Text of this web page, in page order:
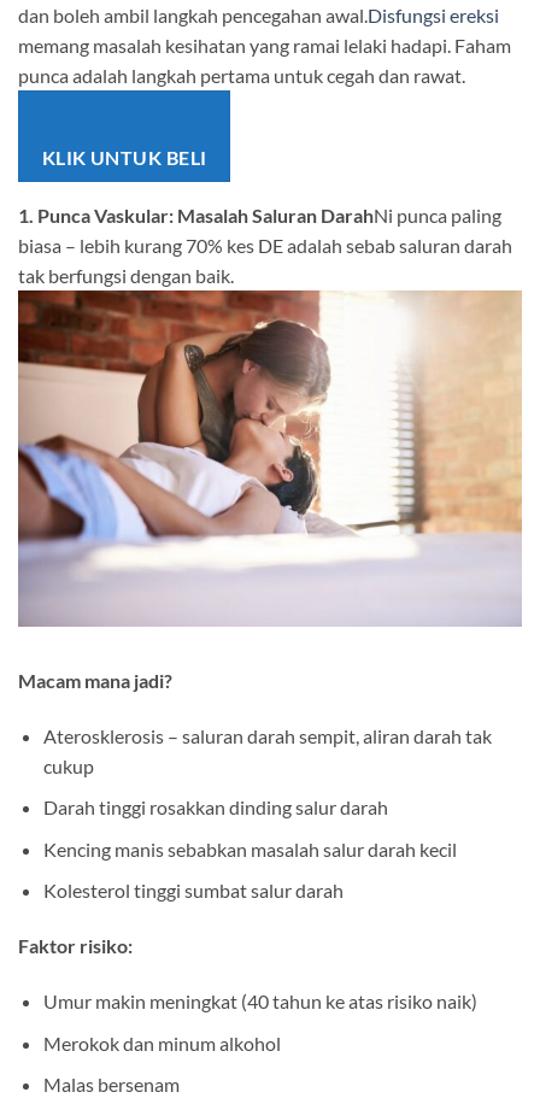
dan boleh ambil langkah pencegahan awal. Disfungsi ereksi
memang masalah kesihatan yang ramai lelaki hadapi. Faham
punca adalah langkah pertama untuk cegah dan rawat.
KLIK UNTUK BELI
1. Punca Vaskular: Masalah Saluran DarahNi punca paling
biasa – lebih kurang 70% kes DE adalah sebab saluran darah
tak berfungsi dengan baik.
Macam mana jadi?
Aterosklerosis – saluran darah sempit, aliran darah tak
cukup
Darah tinggi rosakkan dinding salur darah
Kencing manis sebabkan masalah salur darah kecil
Kolesterol tinggi sumbat salur darah
Faktor risiko:
Umur makin meningkat (40 tahun ke atas risiko naik)
Merokok dan minum alkohol
Malas bersenam